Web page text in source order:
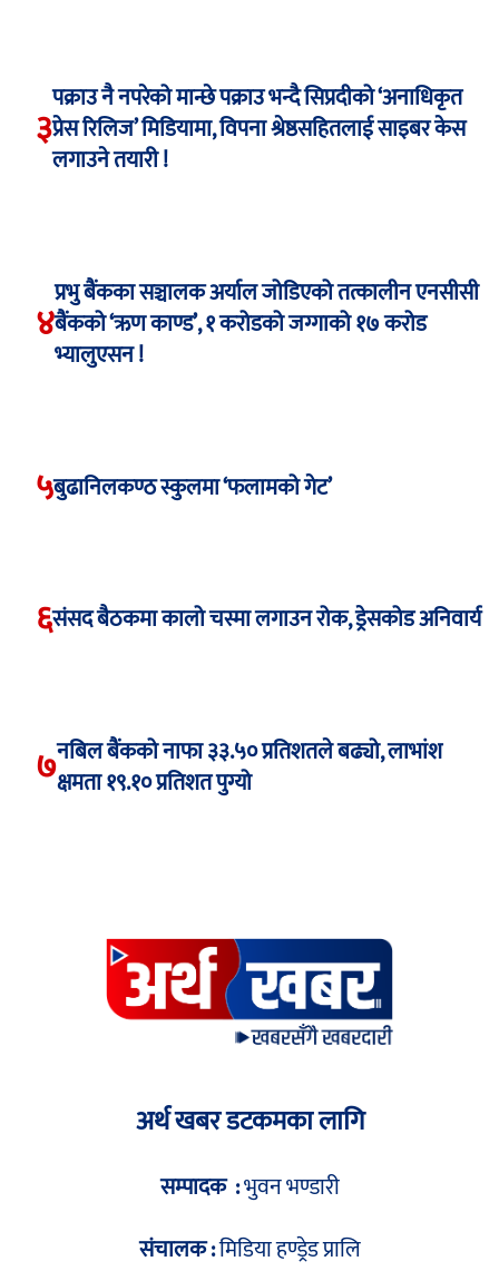
३
पक्राउ नै नपरेको मान्छे पक्राउ भन्दै सिप्रदीको ‘अनाधिकृत
प्रेस रिलिज’ मिडियामा, विपना श्रेष्ठसहितलाई साइबर केस
लगाउने तयारी !
४
प्रभु बैंकका सञ्चालक अर्याल जोडिएको तत्कालीन एनसीसी
बैंकको ‘ऋण काण्ड’, १ करोडको जग्गाको १७ करोड
भ्यालुएसन !
५बुढानिलकण्ठ स्कुलमा ‘फलामको गेट’
६संसद बैठकमा कालो चस्मा लगाउन रोक, ड्रेसकोड अनिवार्य
७नबिल बैंकको नाफा ३३.५० प्रतिशतले बढ्यो, लाभांश
क्षमता १९.१० प्रतिशत पुग्यो
अर्थ खबर डटकमका लागि
सम्पादक :भुवन भण्डारी
संचालक :मिडिया हण्ड्रेड प्रालि